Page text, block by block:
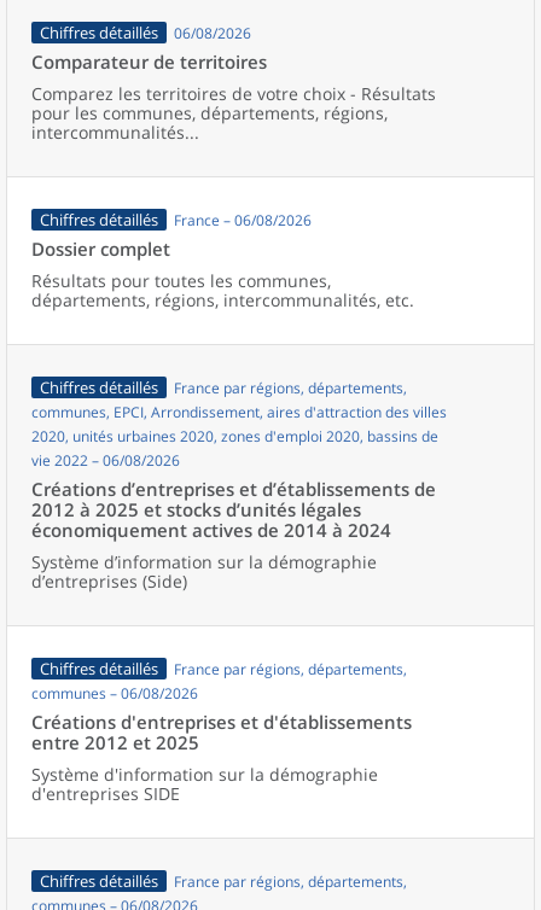
Chiffres détaillés 06/08/2026
Comparateur de territoires
Comparez les territoires de votre choix - Résultats
pour les communes, départements, régions,
intercommunalités...
Chiffres détaillés France – 06/08/2026
Dossier complet
Résultats pour toutes les communes,
départements, régions, intercommunalités, etc.
Chiffres détaillés
France par régions, départements,
communes, EPCI, Arrondissement, aires d'attraction des villes
2020, unités urbaines 2020, zones d'emploi 2020, bassins de
vie 2022 – 06/08/2026
Créations d’entreprises et d’établissements de
2012 à 2025 et stocks d’unités légales
économiquement actives de 2014 à 2024
Système d’information sur la démographie
d’entreprises (Side)
Chiffres détaillés
France par régions, départements,
communes – 06/08/2026
Créations d'entreprises et d'établissements
entre 2012 et 2025
Système d'information sur la démographie
d'entreprises SIDE
Chiffres détaillés
France par régions, départements,
communes – 06/08/2026